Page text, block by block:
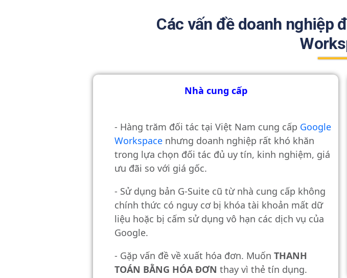
Các vấn đề doanh nghiệp
Nhà cung cấp
- Hàng trăm đối tác tại Việt Nam cung cấp Google
Workspace nhưng doanh nghiệp rất khó khăn
trong lựa chọn đối tác đủ uy tín, kinh nghiệm, giá
ưu đãi so với giá gốc.
- Sử dụng bản G-Suite cũ từ nhà cung cấp không
chính thức có nguy cơ bị khóa tài khoản mất dữ
liệu hoặc bị cấm sử dụng vô hạn các dịch vụ của
Google.
- Gặp vấn đề về xuất hóa đơn. Muốn THANH
TOÁN BẰNG HÓA ĐƠN thay vì thẻ tín dụng.